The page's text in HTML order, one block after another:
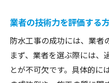
業者の技術力を評価する
防水工事の成功には、業者
まず、業者を選ぶ際には、
とが不可欠です。具体的に